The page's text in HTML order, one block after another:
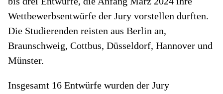
Wettbewerbsentwürfe der Jury vorstellen durften.
Die Studierenden reisten aus Berlin an,
Braunschweig, Cottbus, Düsseldorf, Hannover und
Münster.
Insgesamt 16 Entwürfe wurden der Jury